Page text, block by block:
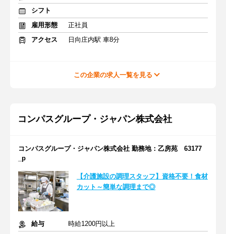
シフト
雇用形態
正社員
アクセス
日向庄内駅 車8分
この企業の求人一覧を見る
コンパスグループ・ジャパン株式会社
コンパスグループ・ジャパン株式会社 勤務地：乙房苑 63177
_p
【介護施設の調理スタッフ】資格不要！食材
カット～簡単な調理まで◎
給与
時給1200円以上